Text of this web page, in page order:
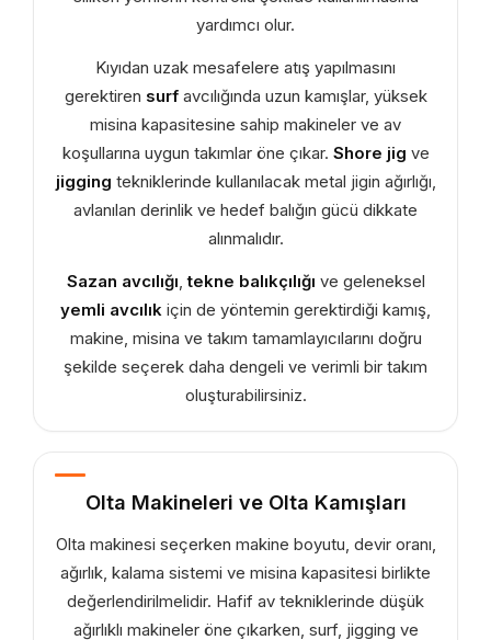
yardımcı olur.
Kıyıdan uzak mesafelere atış yapılmasını
gerektiren surfavcılığında uzun kamışlar, yüksek
misina kapasitesine sahip makineler ve av
koşullarına uygun takımlar öne çıkar. Shore jig ve
jigging tekniklerinde kullanılacak metal jigin ağırlığı,
avlanılan derinlik ve hedef balığın gücü dikkate
alınmalıdır.
Sazan avcılığı,tekne balıkçılığı ve geleneksel
yemli avcılık için de yöntemin gerektirdiği kamış,
makine, misina ve takım tamamlayıcılarını doğru
şekilde seçerek daha dengeli ve verimli bir takım
oluşturabilirsiniz.
Olta Makineleri ve Olta Kamışları
Olta makinesi seçerken makine boyutu, devir oranı,
ağırlık, kalama sistemi ve misina kapasitesi birlikte
değerlendirilmelidir. Hafif av tekniklerinde düşük
ağırlıklı makineler öne çıkarken, surf, jigging ve